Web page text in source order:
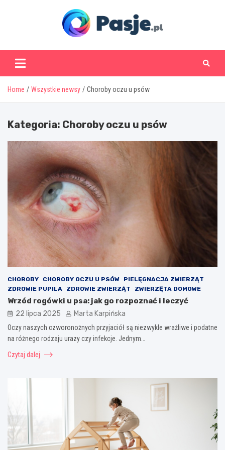
www.pasje.pl
Home Wszystkie newsy Choroby oczu u psów
Kategoria: Choroby oczu u psów
CHOROBY CHOROBY OCZU U PSÓW
PIELĘGNACJA ZWIERZĄT
ZDROWIE PUPILA
ZDROWIE ZWIERZĄT ZWIERZĘTA DOMOWE
Wrzód rogówki u psa: jak go rozpoznać i leczyć
22 lipca 2025 Marta Karpińska
Oczy naszych czworonożnych przyjaciół są niezwykle wrażliwe i podatne
na różnego rodzaju urazy czy infekcje. Jednym…
Czytaj dalej